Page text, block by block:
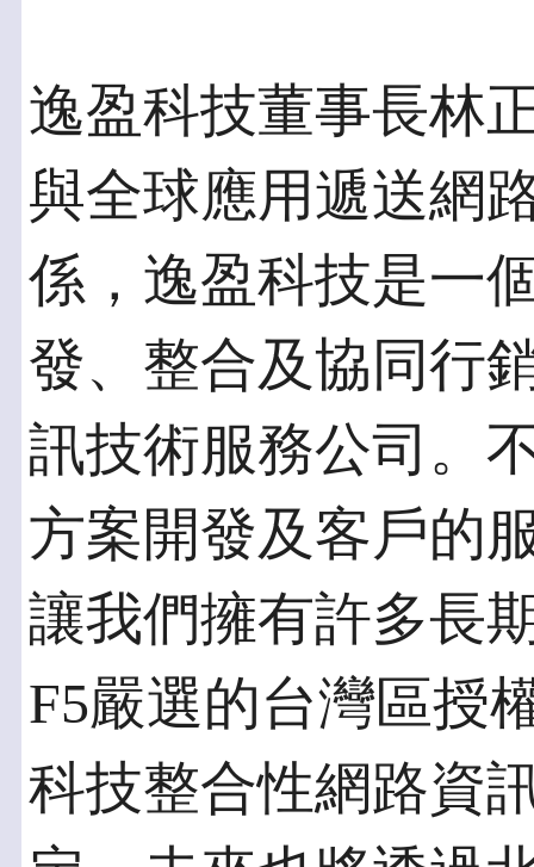
逸盈科技董事長林
與全球應用遞送網
係，逸盈科技是一
發、整合及協同行
訊技術服務公司。
方案開發及客戶的
讓我們擁有許多長
F5嚴選的台灣區授
科技整合性網路資